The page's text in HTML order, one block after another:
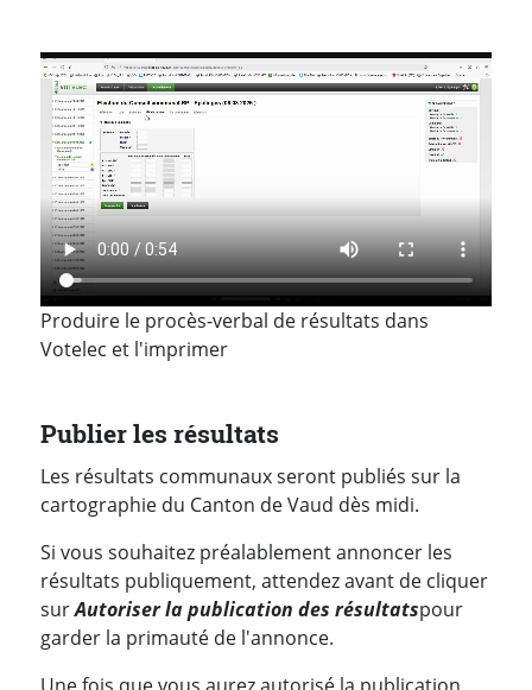
Produire le procès-verbal de résultats dans
Votelec et l'imprimer
Publier les résultats
Les résultats communaux seront publiés sur la
cartographie du Canton de Vaud dès midi.
Si vous souhaitez préalablement annoncer les
résultats publiquement, attendez avant de cliquer
surAutoriser la publication des résultatspour
garder la primauté de l'annonce.